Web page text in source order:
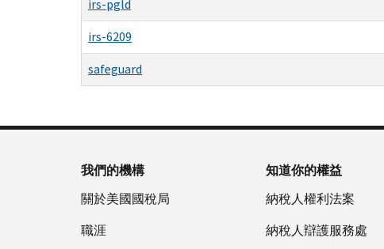
irs-pgld
irs-6209
safeguard
我們的機構
關於美國國稅局
職涯
知道你的權益
納稅人權利法案
納稅人辯護服務處